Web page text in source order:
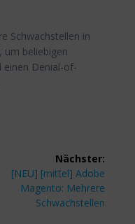
Schwachstellen in
um beliebigen
einen Denial-of-
Nächster:
Nächster
Beitrag:
[NEU] [mittel] Adobe
Magento: Mehrere
Schwachstellen